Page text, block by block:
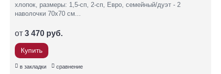
хлопок, размеры: 1,5-сп, 2-сп, Евро, семейный/дуэт - 2
наволочки 70х70 см...
от 3 470 руб.
Купить
в закладки сравнение